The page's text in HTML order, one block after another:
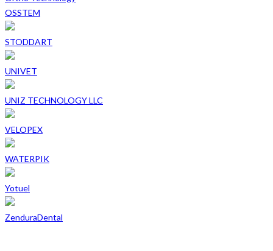
OSSTEM
STODDART
UNIVET
UNIZ TECHNOLOGY LLC
VELOPEX
WATERPIK
Yotuel
ZenduraDental